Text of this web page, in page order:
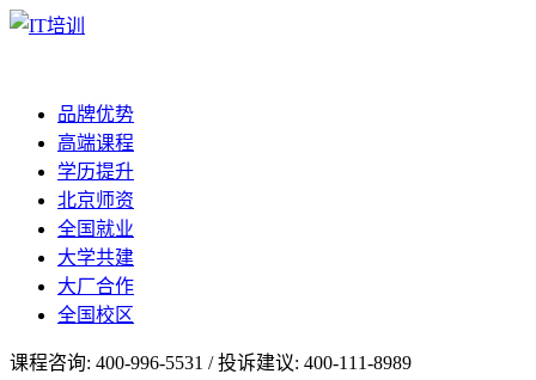
品牌优势
高端课程
学历提升
北京师资
全国就业
大学共建
大厂合作
全国校区
课程咨询: 400-996-5531 / 投诉建议: 400-111-8989